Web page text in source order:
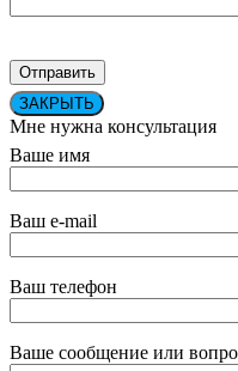
ЗАКРЫТЬ
Мне нужна консультация
Ваше имя
Ваш e-mail
Ваш телефон
Ваше сообщение или